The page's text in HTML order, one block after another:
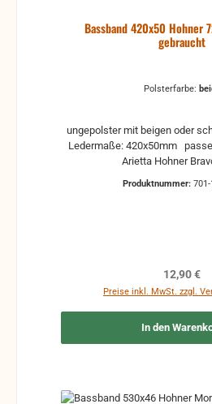
Bassband 420x50 Hohner
gebraucht
Polsterfarbe:
Ledermaße: 420x50mm passend z.B. für: Hohner
Produktnummer:
Regulärer
12,90 €
Preise inkl. MwSt. zzgl.
In den